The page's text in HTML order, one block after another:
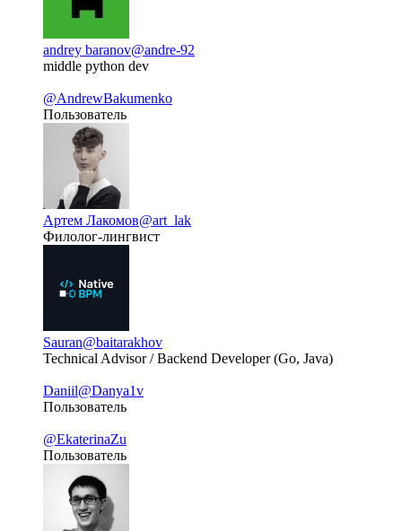
andrey baranov@andre-92
middle python dev
@AndrewBakumenko
Пользователь
Артем Лакомов@art_lak
Филолог-лингвист
Sauran@baitarakhov
Technical Advisor / Backend Developer (Go, Java)
Daniil@Danya1v
Пользователь
@EkaterinaZu
Пользователь